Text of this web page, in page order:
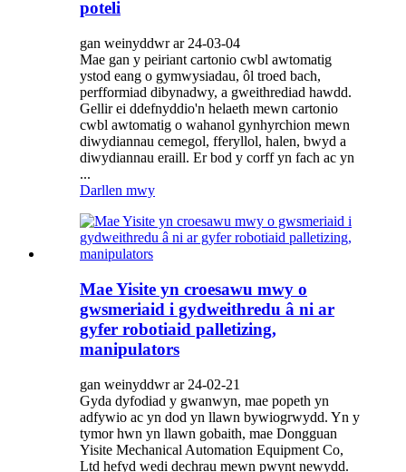
poteli
gan weinyddwr ar 24-03-04
Mae gan y peiriant cartonio cwbl awtomatig
ystod eang o gymwysiadau, ôl troed bach,
perfformiad dibynadwy, a gweithrediad hawdd.
Gellir ei ddefnyddio'n helaeth mewn cartonio
cwbl awtomatig o wahanol gynhyrchion mewn
diwydiannau cemegol, fferyllol, halen, bwyd a
diwydiannau eraill. Er bod y corff yn fach ac yn
...
Darllen mwy
Mae Yisite yn croesawu mwy o
gwsmeriaid i gydweithredu â ni ar
gyfer robotiaid palletizing,
manipulators
gan weinyddwr ar 24-02-21
Gyda dyfodiad y gwanwyn, mae popeth yn
adfywio ac yn dod yn llawn bywiogrwydd. Yn y
tymor hwn yn llawn gobaith, mae Dongguan
Yisite Mechanical Automation Equipment Co,
Ltd hefyd wedi dechrau mewn pwynt newydd.